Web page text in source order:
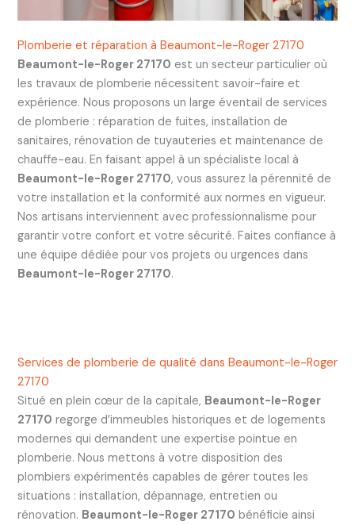
Plomberie et réparation à Beaumont-le-Roger 27170
Beaumont-le-Roger 27170 est un secteur particulier où
les travaux de plomberie nécessitent savoir-faire et
expérience. Nous proposons un large éventail de services
de plomberie : réparation de fuites, installation de
sanitaires, rénovation de tuyauteries et maintenance de
chauffe-eau. En faisant appel à un spécialiste local à
Beaumont-le-Roger 27170, vous assurez la pérennité de
votre installation et la conformité aux normes en vigueur.
Nos artisans interviennent avec professionnalisme pour
garantir votre confort et votre sécurité. Faites confiance à
une équipe dédiée pour vos projets ou urgences dans
Beaumont-le-Roger 27170.
Services de plomberie de qualité dans Beaumont-le-Roger
27170
Situé en plein cœur de la capitale, Beaumont-le-Roger
27170 regorge d’immeubles historiques et de logements
modernes qui demandent une expertise pointue en
plomberie. Nous mettons à votre disposition des
plombiers expérimentés capables de gérer toutes les
situations : installation, dépannage, entretien ou
rénovation. Beaumont-le-Roger 27170 bénéficie ainsi